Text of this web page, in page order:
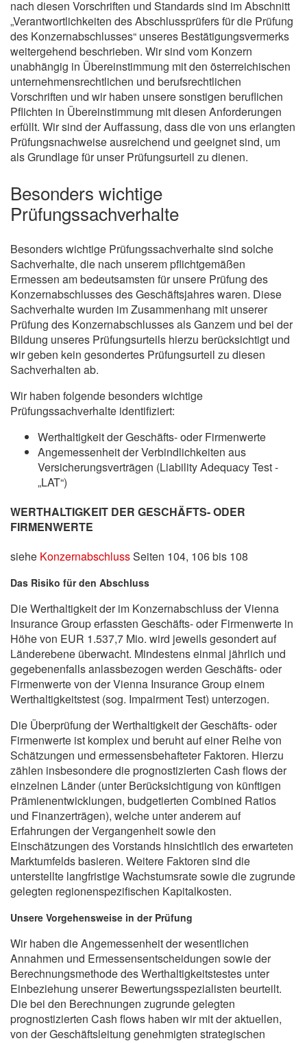
nach diesen Vorschriften und Standards sind im Abschnitt
„Verantwortlichkeiten des Abschlussprüfers für die Prüfung
des Konzernabschlusses“ unseres Bestätigungsvermerks
weitergehend beschrieben. Wir sind vom Konzern
unabhängig in Übereinstimmung mit den österreichischen
unternehmensrechtlichen und berufsrechtlichen
Vorschriften und wir haben unsere sonstigen beruflichen
Pflichten in Übereinstimmung mit diesen Anforderungen
erfüllt. Wir sind der Auffassung, dass die von uns erlangten
Prüfungsnachweise ausreichend und geeignet sind, um
als Grundlage für unser Prüfungsurteil zu dienen.
Besonders wichtige
Prüfungssachverhalte
Besonders wichtige Prüfungssachverhalte sind solche
Sachverhalte, die nach unserem pflichtgemäßen
Ermessen am bedeutsamsten für unsere Prüfung des
Konzernabschlusses des Geschäftsjahres waren. Diese
Sachverhalte wurden im Zusammenhang mit unserer
Prüfung des Konzernabschlusses als Ganzem und bei der
Bildung unseres Prüfungsurteils hierzu berücksichtigt und
wir geben kein gesondertes Prüfungsurteil zu diesen
Sachverhalten ab.
Wir haben folgende besonders wichtige
Prüfungssachverhalte identifiziert:
Werthaltigkeit der Geschäfts- oder Firmenwerte
Angemessenheit der Verbindlichkeiten aus
Versicherungsverträgen (Liability Adequacy Test -
„LAT“)
WERTHALTIGKEIT DER GESCHÄFTS- ODER
FIRMENWERTE
siehe KonzernabschlussSeiten 104, 106 bis 108
Das Risiko für den Abschluss
Die Werthaltigkeit der im Konzernabschluss der Vienna
Insurance Group erfassten Geschäfts- oder Firmenwerte in
Höhe von EUR 1.537,7 Mio. wird jeweils gesondert auf
Länderebene überwacht. Mindestens einmal jährlich und
gegebenenfalls anlassbezogen werden Geschäfts- oder
Firmenwerte von der Vienna Insurance Group einem
Werthaltigkeitstest (sog. Impairment Test) unterzogen.
Die Überprüfung der Werthaltigkeit der Geschäfts- oder
Firmenwerte ist komplex und beruht auf einer Reihe von
Schätzungen und ermessensbehafteter Faktoren. Hierzu
zählen insbesondere die prognostizierten Cash flows der
einzelnen Länder (unter Berücksichtigung von künftigen
Prämienentwicklungen, budgetierten Combined Ratios
und Finanzerträgen), welche unter anderem auf
Erfahrungen der Vergangenheit sowie den
Einschätzungen des Vorstands hinsichtlich des erwarteten
Marktumfelds basieren. Weitere Faktoren sind die
unterstellte langfristige Wachstumsrate sowie die zugrunde
gelegten regionenspezifischen Kapitalkosten.
Unsere Vorgehensweise in der Prüfung
Wir haben die Angemessenheit der wesentlichen
Annahmen und Ermessensentscheidungen sowie der
Berechnungsmethode des Werthaltigkeitstestes unter
Einbeziehung unserer Bewertungsspezialisten beurteilt.
Die bei den Berechnungen zugrunde gelegten
prognostizierten Cash flows haben wir mit der aktuellen,
von der Geschäftsleitung genehmigten strategischen